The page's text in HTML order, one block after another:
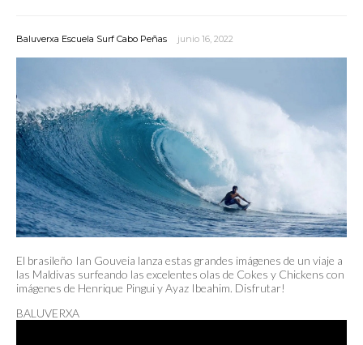
Baluverxa Escuela Surf Cabo Peñas junio 16, 2022
El brasileño Ian Gouveia lanza estas grandes imágenes de un viaje a
las Maldivas surfeando las excelentes olas de Cokes y Chickens con
imágenes de Henrique Pingui y Ayaz Ibeahim. Disfrutar!
BALUVERXA